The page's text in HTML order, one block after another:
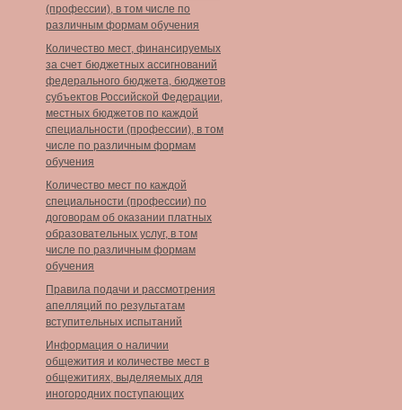
(профессии), в том числе по
различным формам обучения
Количество мест, финансируемых
за счет бюджетных ассигнований
федерального бюджета, бюджетов
субъектов Российской Федерации,
местных бюджетов по каждой
специальности (профессии), в том
числе по различным формам
обучения
Количество мест по каждой
специальности (профессии) по
договорам об оказании платных
образовательных услуг, в том
числе по различным формам
обучения
Правила подачи и рассмотрения
апелляций по результатам
вступительных испытаний
Информация о наличии
общежития и количестве мест в
общежитиях, выделяемых для
иногородних поступающих